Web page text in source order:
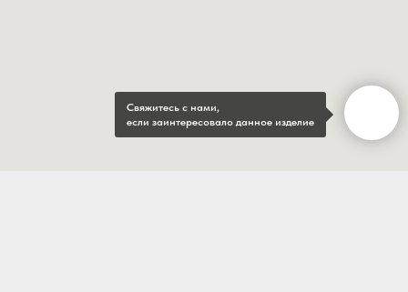
Свяжитесь с нами,
если заинтересовало данное изделие